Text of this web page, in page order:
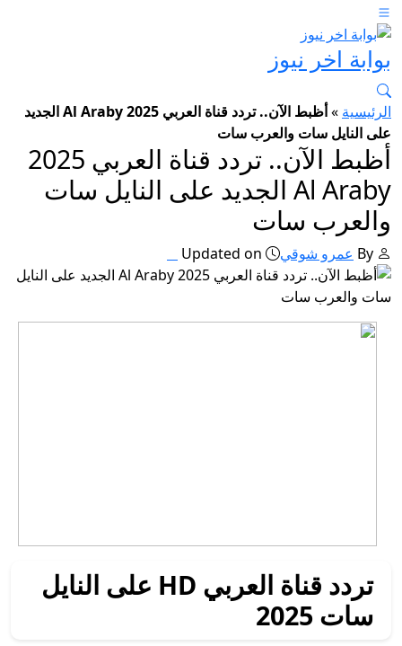
بوابة اخر نيوز
الرئيسية »
أظبط الآن.. تردد قناة العربي 2025 Al Araby الجديد
على النايل سات والعرب سات
أظبط الآن.. تردد قناة العربي 2025
Al Araby الجديد على النايل سات
والعرب سات
By عمرو شوقي Updated on
تردد قناة العربي HD على النايل
سات 2025